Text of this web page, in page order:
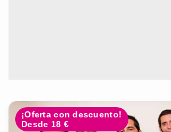
¡Oferta con descuento!
Desde 18 €